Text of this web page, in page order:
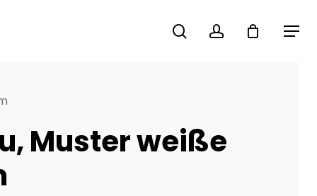
Menu
searchaccount
Muster weiße